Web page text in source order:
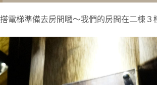
搭電梯準備去房間囉～我們的房間在二棟３